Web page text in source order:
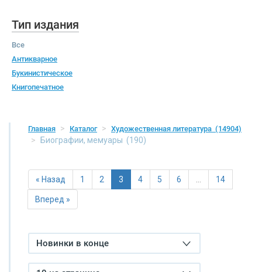
Тип издания
Все
Антикварное
Букинистическое
Книгопечатное
Главная Каталог Художественная литература (14904)
Биографии, мемуары (190)
« Назад 1 2 3 4 5 6 … 14
Вперед »
Новинки в конце